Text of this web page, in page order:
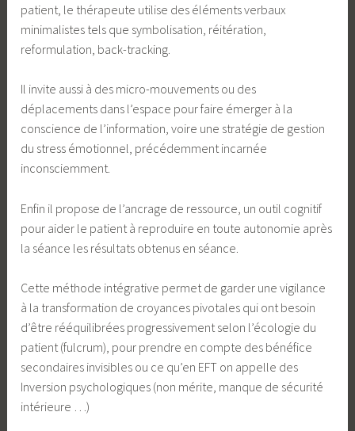
patient, le thérapeute utilise des éléments verbaux
minimalistes tels que symbolisation, réitération,
reformulation, back-tracking.
Il invite aussi à des micro-mouvements ou des
déplacements dans l’espace pour faire émerger à la
conscience de l’information, voire une stratégie de gestion
du stress émotionnel, précédemment incarnée
inconsciemment.
Enfin il propose de l’ancrage de ressource, un outil cognitif
pour aider le patient à reproduire en toute autonomie après
la séance les résultats obtenus en séance.
Cette méthode intégrative permet de garder une vigilance
à la transformation de croyances pivotales qui ont besoin
d’être rééquilibrées progressivement selon l’écologie du
patient (fulcrum), pour prendre en compte des bénéfice
secondaires invisibles ou ce qu’en EFT on appelle des
Inversion psychologiques (non mérite, manque de sécurité
intérieure …)